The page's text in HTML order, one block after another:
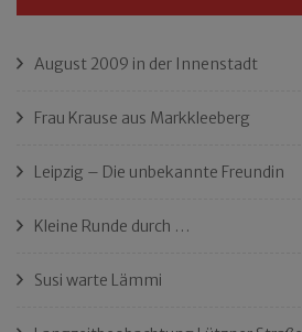
August 2009 in der Innenstadt
Frau Krause aus Markkleeberg
Leipzig – Die unbekannte Freundin
Kleine Runde durch …
Susi warte Lämmi